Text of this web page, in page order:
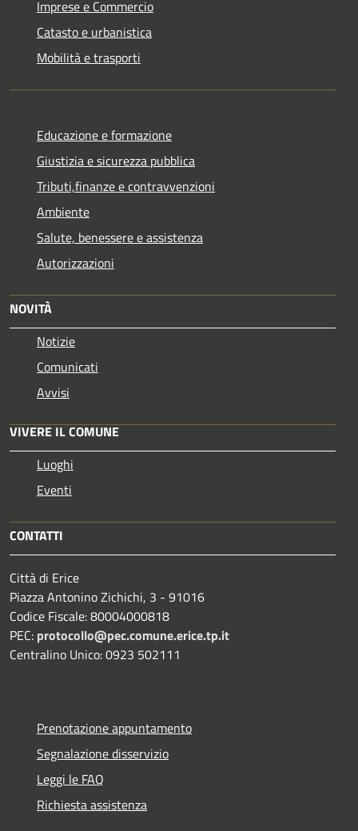
Imprese e Commercio
Catasto e urbanistica
Mobilità e trasporti
Educazione e formazione
Giustizia e sicurezza pubblica
Tributi,finanze e contravvenzioni
Ambiente
Salute, benessere e assistenza
Autorizzazioni
NOVITÀ
Notizie
Comunicati
Avvisi
VIVERE IL COMUNE
Luoghi
Eventi
CONTATTI
Città di Erice
Piazza Antonino Zichichi, 3 - 91016
Codice Fiscale: 80004000818
PEC: protocollo@pec.comune.erice.tp.it
Centralino Unico: 0923 502111
Prenotazione appuntamento
Segnalazione disservizio
Leggi le FAQ
Richiesta assistenza